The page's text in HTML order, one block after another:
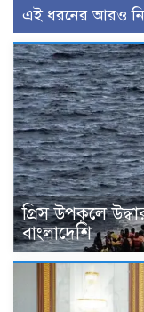
এই ধরনের আরও
গ্রিস উপকূলে
বাংলাদেশি